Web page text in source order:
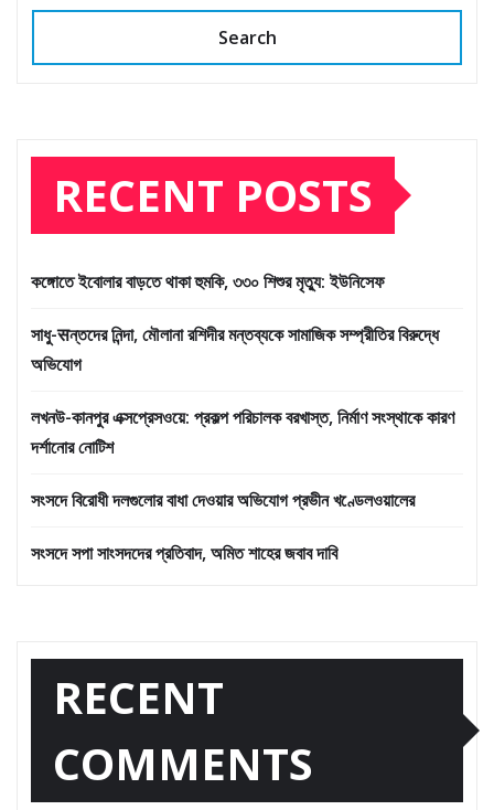
Search
RECENT POSTS
কঙ্গোতে ইবোলার বাড়তে থাকা হুমকি, ৩৩০ শিশুর মৃত্যু: ইউনিসেফ
সাধু-सন্তদের নিন্দা, মৌলানা রশিদীর মন্তব্যকে সামাজিক সম্প্রীতির বিরুদ্ধে
অভিযোগ
লখনউ-কানপুর এক্সপ্রেসওয়ে: প্রকল্প পরিচালক বরখাস্ত, নির্মাণ সংস্থাকে কারণ
দর্শানোর নোটিশ
সংসদে বিরোধী দলগুলোর বাধা দেওয়ার অভিযোগ প্রভীন খণ্ডেলওয়ালের
সংসদে সপা সাংসদদের প্রতিবাদ, অমিত শাহের জবাব দাবি
RECENT
COMMENTS